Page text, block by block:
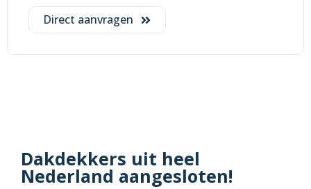
Direct aanvragen
Dakdekkers uit heel
Nederland aangesloten!